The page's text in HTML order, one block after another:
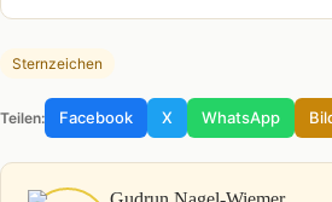
Sternzeichen
Teilen: Facebook X WhatsApp